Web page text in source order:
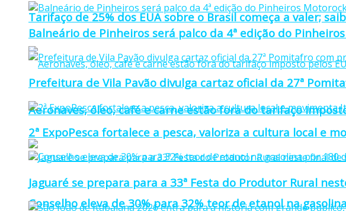
Tarifaço de 25% dos EUA sobre o Brasil começa a valer;
Aeronaves, óleo, café e carne estão fora do tarifaço
Conselho eleva de 30% para 32% teor de etanol na
Balneário de Pinheiros será palco da 4ª edição do
Prefeitura de Vila Pavão divulga cartaz oficial da 27ª
2ª ExpoPesca fortalece a pesca, valoriza a cultura local e
Jaguaré se prepara para a 33ª Festa do Produtor Rural